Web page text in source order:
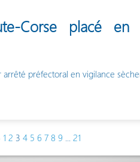
Corse placé en
préfectoral en vigilance
1 2 3 4 5 6 7 8 9 ... 21